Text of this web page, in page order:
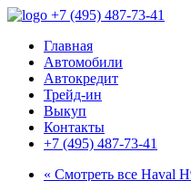
+7 (495) 487-73-41
Главная
Автомобили
Автокредит
Трейд-ин
Выкуп
Контакты
+7 (495) 487-73-41
« Смотреть все Haval